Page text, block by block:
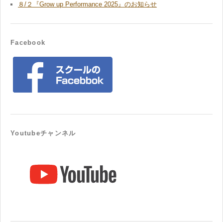
８/２『Grow up Performance 2025』のお知らせ
Facebook
Youtubeチャンネル